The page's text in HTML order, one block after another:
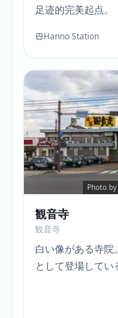
足迹的完美起点。
Hanno Station
Photo
観音寺
観音寺
白い像がある寺
として登場してい